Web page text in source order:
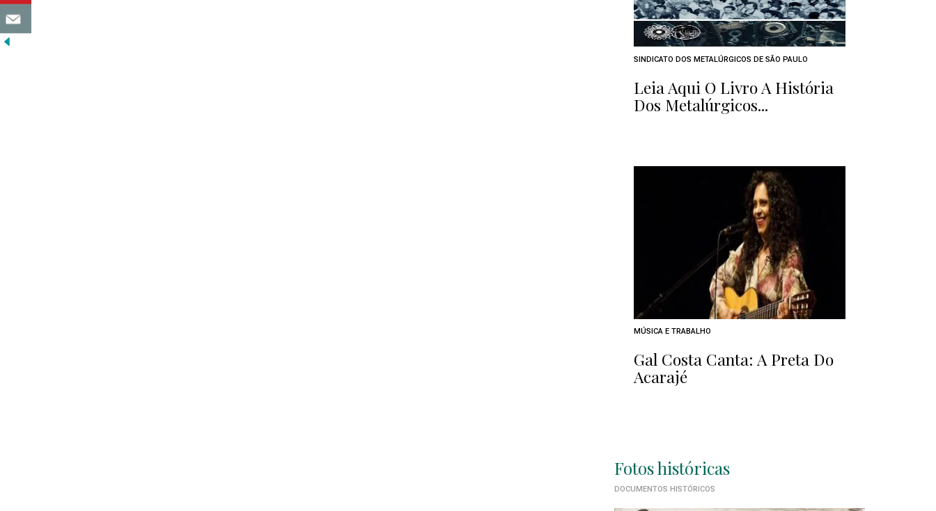
SINDICATO DOS METALÚRGICOS DE SÃO PAULO
Leia Aqui O Livro A História
Dos Metalúrgicos...
MÚSICA E TRABALHO
Gal Costa Canta: A Preta Do
Acarajé
Fotos históricas
DOCUMENTOS HISTÓRICOS